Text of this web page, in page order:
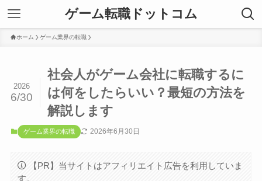
ゲーム転職ドットコム
ホーム ゲーム業界の転職
社会人がゲーム会社に転職するに
は何をしたらいい？最短の方法を
解説します
2026
6/30
ゲーム業界の転職 2026年6月30日
【PR】当サイトはアフィリエイト広告を利用していま
す。